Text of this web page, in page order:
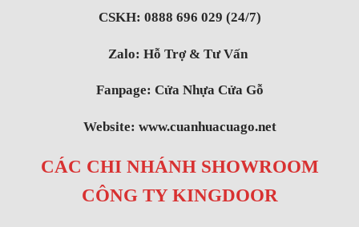
CSKH: 0888 696 029 (24/7)
Zalo: Hỗ Trợ & Tư Vấn
Fanpage: Cửa Nhựa Cửa Gỗ
Website: www.cuanhuacuago.net
CÁC CHI NHÁNH SHOWROOM
CÔNG TY KINGDOOR